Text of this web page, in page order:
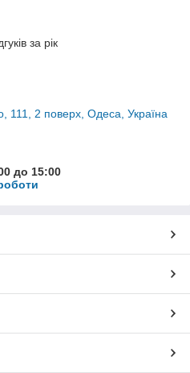
за рік
111, 2 поверх, Одеса, Україна
до 15:00